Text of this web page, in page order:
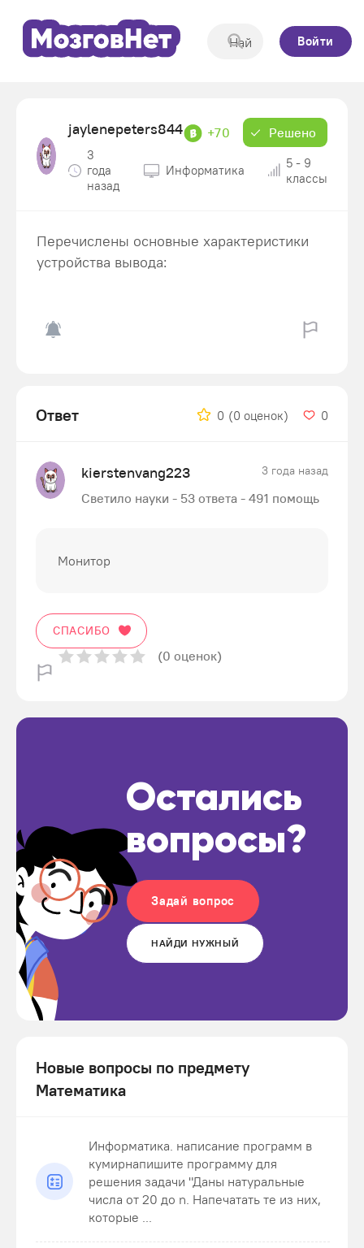
Войти
jaylenepeters844 +70 Решено
3
года
назад
Информатика
5 - 9
классы
Перечислены основные характеристики
устройства вывода:
Ответ 0 (0 оценок) 0
kierstenvang223 3 года назад
Светило науки - 53 ответа - 491 помощь
Монитор
СПАСИБО
(0 оценок)
Остались
вопросы?
Задай вопрос
НАЙДИ НУЖНЫЙ
Новые вопросы по предмету
Математика
Информатика. написание программ в
кумирнапишите программу для
решения задачи "Даны натуральные
числа от 20 до n. Напечатать те из них,
которые ...